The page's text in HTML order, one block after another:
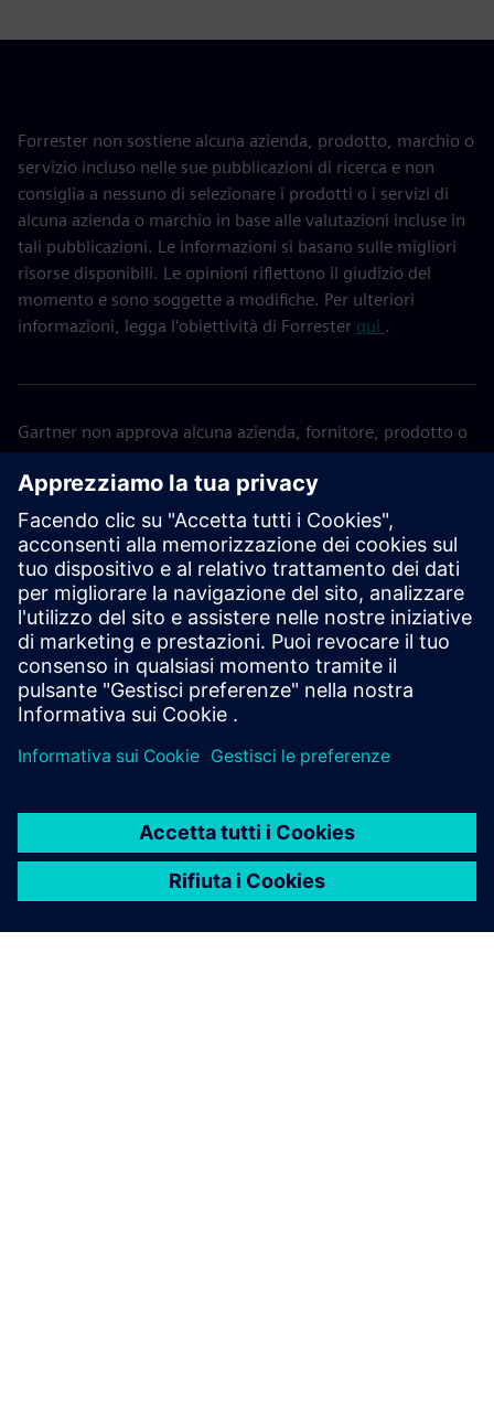
Forrester non sostiene alcuna azienda, prodotto, marchio o
servizio incluso nelle sue pubblicazioni di ricerca e non
consiglia a nessuno di selezionare i prodotti o i servizi di
alcuna azienda o marchio in base alle valutazioni incluse in
tali pubblicazioni. Le informazioni si basano sulle migliori
risorse disponibili. Le opinioni riflettono il giudizio del
momento e sono soggette a modifiche. Per ulteriori
informazioni, legga l'obiettività di Forrester qui .
Gartner non approva alcuna azienda, fornitore, prodotto o
servizio descritto nelle sue pubblicazioni e non consiglia
agli utenti di tecnologia di selezionare solo i fornitori con i
punteggi più alti o altre designazioni. Le pubblicazioni di
Gartner sono costituite dalle opinioni dell'organizzazione di
analisi aziendali e tecnologiche di Gartner e non devono
essere interpretate come affermazioni di fatto. Gartner
declina tutte le garanzie, espresse o implicite, in relazione a
questa pubblicazione, comprese le garanzie di
commerciabilità o idoneità per uno scopo particolare.
GARTNER è un marchio di Gartner, Inc. e/o delle sue
affiliate.